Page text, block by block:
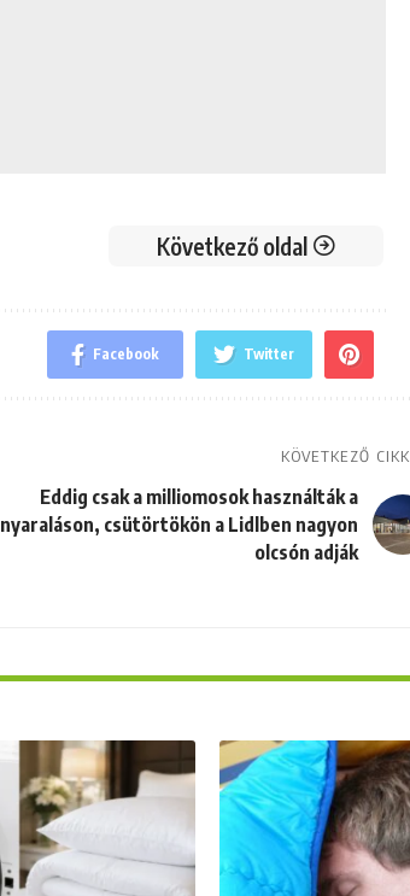
Következő oldal
Facebook Twitter
KÖVETKEZŐ CIKK
Eddig csak a milliomosok használták a
nyaraláson, csütörtökön a Lidlben nagyon
olcsón adják